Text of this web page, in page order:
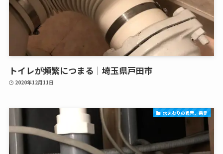
トイレが頻繁につまる｜埼玉県戸田市
2020年12月11日
水まわりの異音、悪臭